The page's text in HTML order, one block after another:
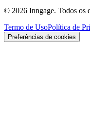
© 2026 Inngage. Todos os
Termo de UsoPolítica de
Preferências de cookies